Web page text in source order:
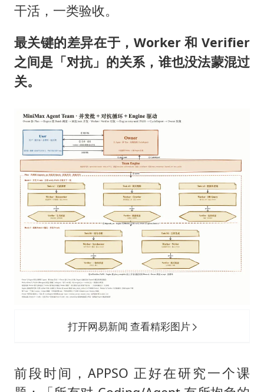
干活，一类验收。
最关键的差异在于，Worker 和 Verifier
之间是「对抗」的关系，谁也没法蒙混过
关。
打开网易新闻 查看精彩图片
前段时间，APPSO 正好在研究一个课